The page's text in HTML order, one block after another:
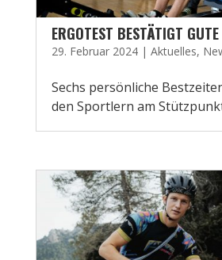
ERGOTEST BESTÄTIGT
29. Februar 2024| Aktuelles,
Sechs persönliche
den Sportlern am